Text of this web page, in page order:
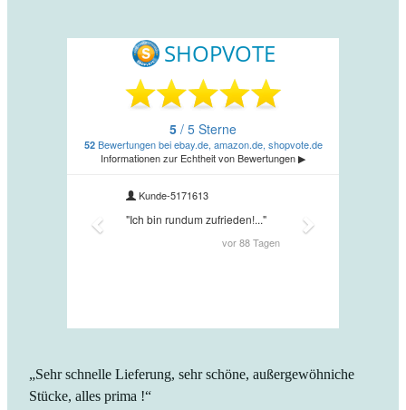
„Sehr schnelle Lieferung, sehr schöne, außergewöhniche
Stücke, alles prima !“